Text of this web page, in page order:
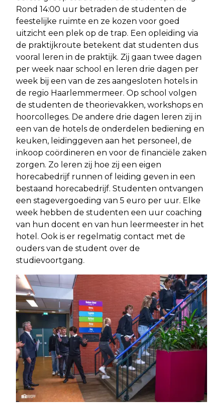
Rond 14:00 uur betraden de studenten de
feestelijke ruimte en ze kozen voor goed
uitzicht een plek op de trap. Een opleiding via
de praktijkroute betekent dat studenten dus
vooral leren in de praktijk. Zij gaan twee dagen
per week naar school en leren drie dagen per
week bij een van de zes aangesloten hotels in
de regio Haarlemmermeer. Op school volgen
de studenten de theorievakken, workshops en
hoorcolleges. De andere drie dagen leren zij in
een van de hotels de onderdelen bediening en
keuken, leidinggeven aan het personeel, de
inkoop coördineren en voor de financiële zaken
zorgen. Zo leren zij hoe zij een eigen
horecabedrijf runnen of leiding geven in een
bestaand horecabedrijf. Studenten ontvangen
een stagevergoeding van 5 euro per uur. Elke
week hebben de studenten een uur coaching
van hun docent en van hun leermeester in het
hotel. Ook is er regelmatig contact met de
ouders van de student over de
studievoortgang.